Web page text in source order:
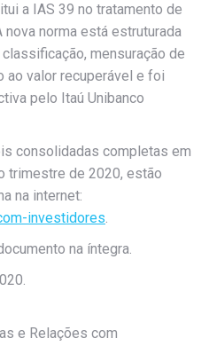
a IAS 39 no tratamento de
norma está estruturada
mensuração de
ao valor recuperável e foi
pelo Itaú Unibanco
consolidadas completas em
trimestre de 2020, estão
na internet:
investidores.
na íntegra.
e Relações com